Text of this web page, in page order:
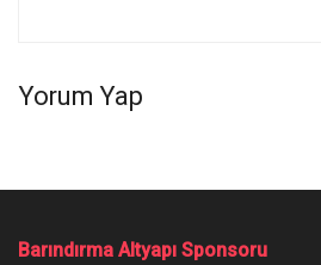
Yorum Yap
Barındırma Altyapı Sponsoru